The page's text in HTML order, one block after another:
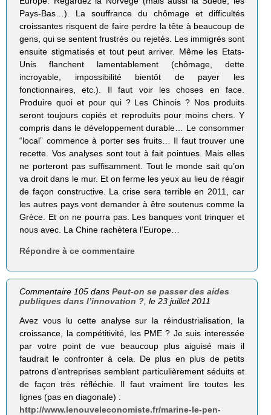
Pays-Bas…). La souffrance du chômage et difficultés
croissantes risquent de faire perdre la tête à beaucoup de
gens, qui se sentent frustrés ou rejetés. Les immigrés sont
ensuite stigmatisés et tout peut arriver. Même les Etats-
Unis flanchent lamentablement (chômage, dette
incroyable, impossibilité bientôt de payer les
fonctionnaires, etc.). Il faut voir les choses en face.
Produire quoi et pour qui ? Les Chinois ? Nos produits
seront toujours copiés et reproduits pour moins chers. Y
compris dans le développement durable… Le consommer
“local” commence à porter ses fruits… Il faut trouver une
recette. Vos analyses sont tout à fait pointues. Mais elles
ne porteront pas suffisamment. Tout le monde sait qu’on
va droit dans le mur. Et on ferme les yeux au lieu de réagir
de façon constructive. La crise sera terrible en 2011, car
les autres pays vont demander à être soutenus comme la
Grèce. Et on ne pourra pas. Les banques vont trinquer et
nous avec. La Chine rachètera l’Europe…
Répondre à ce commentaire
Commentaire 105 dansPeut-on se passer des aides
publiques dans l’innovation ?, le 23 juillet 2011
Avez vous lu cette analyse sur la réindustrialisation, la
croissance, la compétitivité, les PME ? Je suis interessée
par votre point de vue beaucoup plus aiguisé mais il
faudrait le confronter à cela. De plus en plus de petits
patrons d’entreprises semblent particulièrement séduits et
de façon très réfléchie. Il faut vraiment lire toutes les
lignes (pas en diagonale) :
http://www.lenouveleconomiste.fr/marine-le-pen-